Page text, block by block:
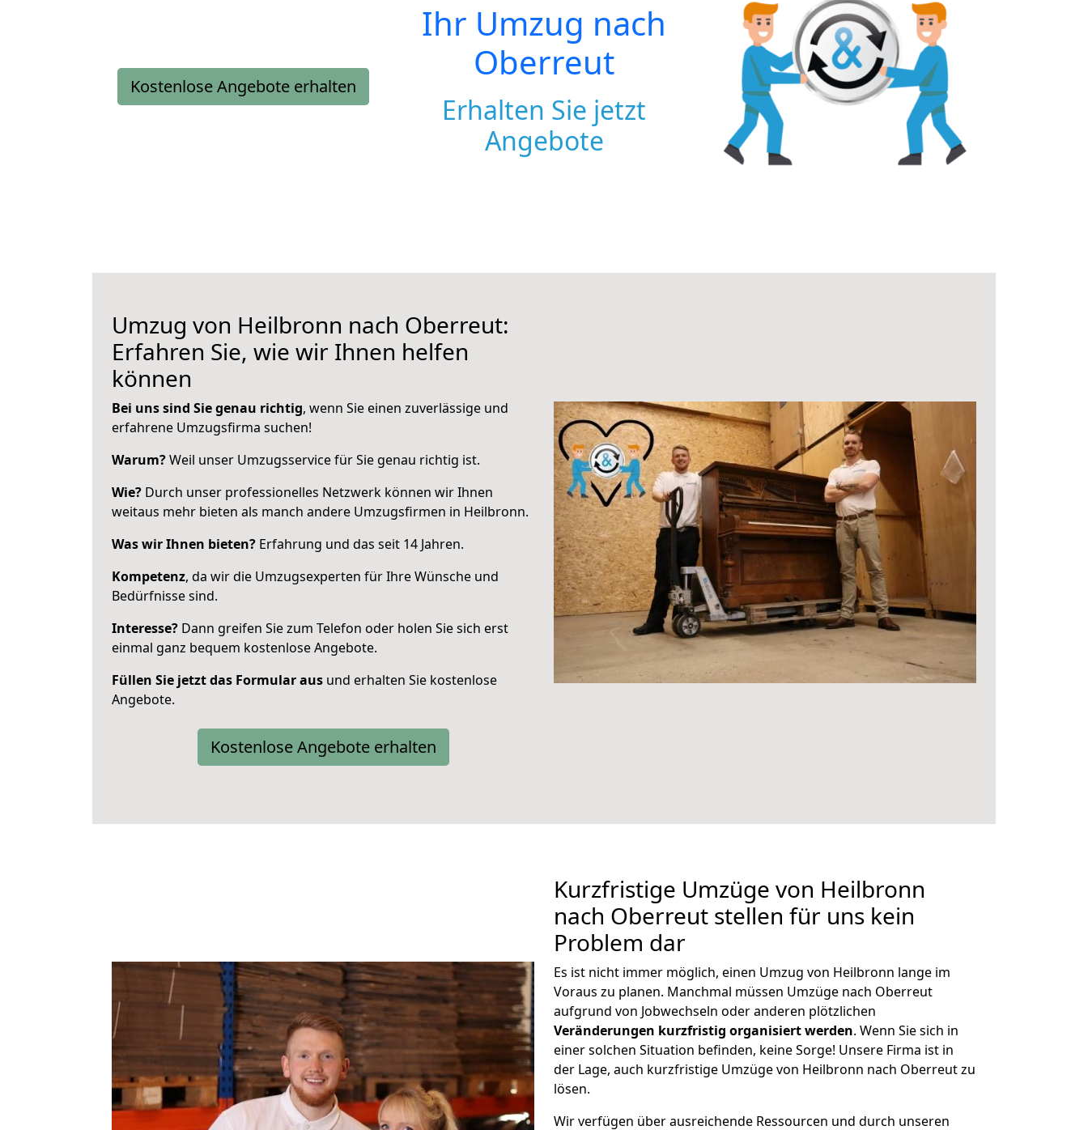
Kostenlose Angebote erhalten
Ihr Umzug nach
Oberreut
Erhalten Sie jetzt
Angebote
Umzug von Heilbronn nach Oberreut:
Erfahren Sie, wie wir Ihnen helfen
können
Bei uns sind Sie genau richtig, wenn Sie einen zuverlässige und
erfahrene Umzugsfirma suchen!
Warum?Weil unser Umzugsservice für Sie genau richtig ist.
Wie? Durch unser professionelles Netzwerk können wir Ihnen
weitaus mehr bieten als manch andere Umzugsfirmen in Heilbronn.
Was wir Ihnen bieten? Erfahrung und das seit 14 Jahren.
Kompetenz, da wir die Umzugsexperten für Ihre Wünsche und
Bedürfnisse sind.
Interesse? Dann greifen Sie zum Telefon oder holen Sie sich erst
einmal ganz bequem kostenlose Angebote.
Füllen Sie jetzt das Formular aus und erhalten Sie kostenlose
Angebote.
Kostenlose Angebote erhalten
Kurzfristige Umzüge von Heilbronn
nach Oberreut stellen für uns kein
Problem dar
Es ist nicht immer möglich, einen Umzug von Heilbronn lange im
Voraus zu planen. Manchmal müssen Umzüge nach Oberreut
aufgrund von Jobwechseln oder anderen plötzlichen
Veränderungen kurzfristig organisiert werden. Wenn Sie sich in
einer solchen Situation befinden, keine Sorge! Unsere Firma ist in
der Lage, auch kurzfristige Umzüge von Heilbronn nach Oberreut zu
lösen.
Wir verfügen über ausreichende Ressourcen und durch unseren